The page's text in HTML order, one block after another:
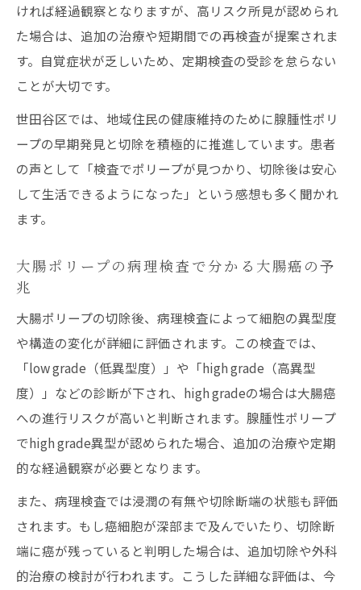
ければ経過観察となりますが、高リスク所見が認められ
た場合は、追加の治療や短期間での再検査が提案されま
す。自覚症状が乏しいため、定期検査の受診を怠らない
ことが大切です。
世田谷区では、地域住民の健康維持のために腺腫性ポリ
ープの早期発見と切除を積極的に推進しています。患者
の声として「検査でポリープが見つかり、切除後は安心
して生活できるようになった」という感想も多く聞かれ
ます。
大腸ポリープの病理検査で分かる大腸癌の予
兆
大腸ポリープの切除後、病理検査によって細胞の異型度
や構造の変化が詳細に評価されます。この検査では、
「low grade（低異型度）」や「high grade（高異型
度）」などの診断が下され、high gradeの場合は大腸癌
への進行リスクが高いと判断されます。腺腫性ポリープ
でhigh grade異型が認められた場合、追加の治療や定期
的な経過観察が必要となります。
また、病理検査では浸潤の有無や切除断端の状態も評価
されます。もし癌細胞が深部まで及んでいたり、切除断
端に癌が残っていると判明した場合は、追加切除や外科
的治療の検討が行われます。こうした詳細な評価は、今